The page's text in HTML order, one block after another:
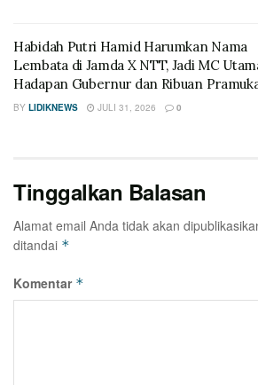
Habidah Putri Hamid Harumkan Nama
Lembata di Jamda X NTT, Jadi MC
Hadapan Gubernur dan Ribuan
BY LIDIKNEWS JULI 31, 2026 0
Tinggalkan Balasan
Alamat email Anda tidak akan
ditandai *
Komentar *